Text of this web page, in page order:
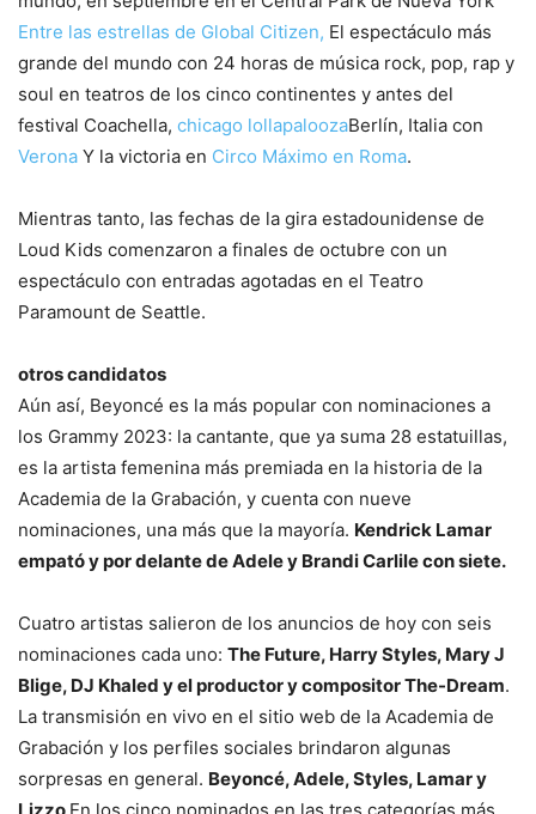
Entre las estrellas de Global Citizen, El espectáculo más
grande del mundo con 24 horas de música rock, pop, rap y
soul en teatros de los cinco continentes y antes del
festival Coachella, chicago lollapaloozaBerlín, Italia con
Verona Y la victoria en Circo Máximo en Roma.
Mientras tanto, las fechas de la gira estadounidense de
Loud Kids comenzaron a finales de octubre con un
espectáculo con entradas agotadas en el Teatro
Paramount de Seattle.
otros candidatos
Aún así, Beyoncé es la más popular con nominaciones a
los Grammy 2023: la cantante, que ya suma 28 estatuillas,
es la artista femenina más premiada en la historia de la
Academia de la Grabación, y cuenta con nueve
nominaciones, una más que la mayoría. Kendrick Lamar
empató y por delante de Adele y Brandi Carlile con siete.
Cuatro artistas salieron de los anuncios de hoy con seis
nominaciones cada uno: The Future, Harry Styles, Mary J
Blige, DJ Khaled y el productor y compositor The-Dream.
La transmisión en vivo en el sitio web de la Academia de
Grabación y los perfiles sociales brindaron algunas
sorpresas en general. Beyoncé, Adele, Styles, Lamar y